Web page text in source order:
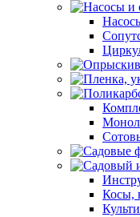
Косы,